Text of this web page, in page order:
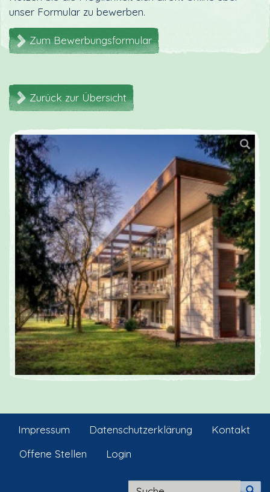
unser Formular zu bewerben.
Zum Bewerbungsformular
Zurück zur Übersicht
Impressum Datenschutzerklärung
Kontakt
Offene Stellen
Login